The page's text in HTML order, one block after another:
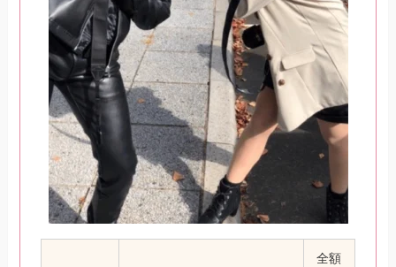
全額